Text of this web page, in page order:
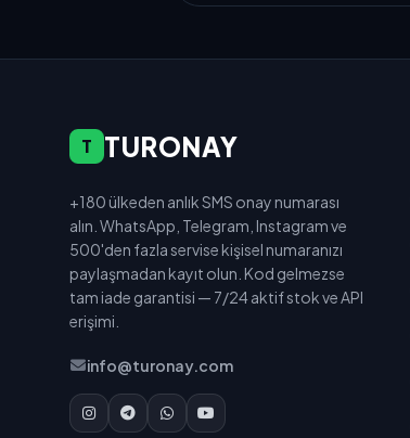
T TURONAY
+180 ülkeden anlık SMS onay numarası
alın. WhatsApp, Telegram, Instagram ve
500'den fazla servise kişisel numaranızı
paylaşmadan kayıt olun. Kod gelmezse
tam iade garantisi — 7/24 aktif stok ve API
erişimi.
info@turonay.com